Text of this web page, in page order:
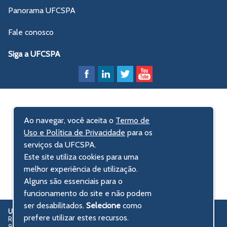
revisão da Reitoria e do Gabinete, chegando à fase final
processo intensivo, desenvolvido ao longo de quatro meses,
alinhamento institucional.
O resultado desse esforço é um Planejamento Estratégico
estruturado emcinco eixos estratégicos, desdobrados em
Cada indicador possui metas anuais, está vinculado aos
Objetivos de Desenvolvimento Sustentável (ODS) da ONU
e tem unidades responsáveis pela execução e
acompanhamento.
Clique na imagem abaixo para acessar na íntegra o
Planejamento Estratégico Gestão 2025-2029
Panorama UFCSPA
Fale conosco
Siga a UFCSPA
UFCSPA
Rua Sarmento Leite, 245 - Centro Histórico
Ao navegar, você aceita o Termo de
Uso e Política de Privacidade para os
serviços da UFCSPA.
Este site utiliza cookies para uma
melhor experiência de utilização.
Alguns são essenciais para o
funcionamento do site e não podem
ser desabilitados.Selecionecomo
prefere utilizar estes recursos.